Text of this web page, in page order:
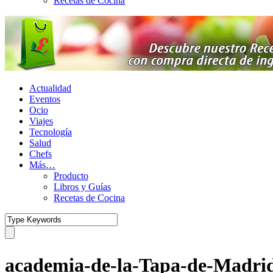
Actualidad
Eventos
Ocio
Viajes
Tecnología
Salud
Chefs
Más…
Producto
Libros y Guías
Recetas de Cocina
academia-de-la-Tapa-de-